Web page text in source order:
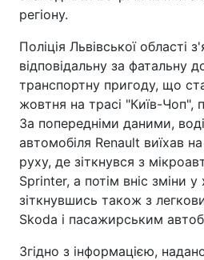
регіону.
Поліція Львівської області
відповідальну за фатальну
транспортну пригоду, що
жовтня на трасі "Київ-Чоп",
За попередніми даними,
автомобіля Renault виїхав
руху, де зіткнувся з
Sprinter, а потім вніс зміни у
зіткнувшись також з
Skoda і пасажирським
Згідно з інформацією,